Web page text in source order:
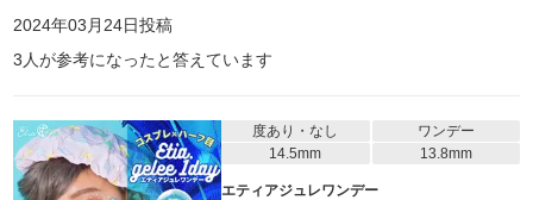
2024年03月24日投稿
3 人が参考になったと答えています
度あり・なし
ワンデー
14.5mm
13.8mm
エティアジュレワンデー